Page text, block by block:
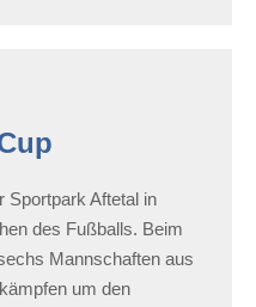
Sportpark Aftetal in
des Fußballs. Beim
Mannschaften aus
um den